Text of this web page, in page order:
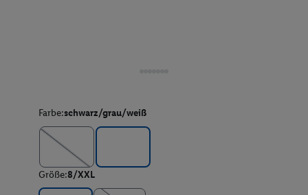
Farbe:schwarz/grau/weiß
Größe:8/XXL